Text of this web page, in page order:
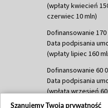
(wpłaty kwiecień
czerwiec 10 mln)
Dofinansowanie 170
Data podpisania
(wpłaty lipiec 160
Dofinansowanie 60
Data podpisania
(wpłata wrzesień
Szanujemy Twoją prywatność